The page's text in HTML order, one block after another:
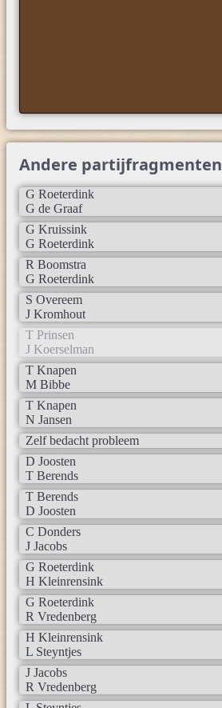
Andere partijfragmenten
G Roeterdink
G de Graaf
G Kruissink
G Roeterdink
R Boomstra
G Roeterdink
S Overeem
J Kromhout
T Prinsen
J Koerselman
T Knapen
M Bibbe
T Knapen
N Jansen
Zelf bedacht probleem
D Joosten
T Berends
T Berends
D Joosten
C Donders
J Jacobs
G Roeterdink
H Kleinrensink
G Roeterdink
R Vredenberg
H Kleinrensink
L Steyntjes
J Jacobs
R Vredenberg